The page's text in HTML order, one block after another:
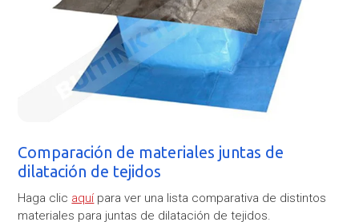
Comparación de materiales juntas de
dilatación de tejidos
Haga clic aquípara ver una lista comparativa de distintos
materiales para juntas de dilatación de tejidos.